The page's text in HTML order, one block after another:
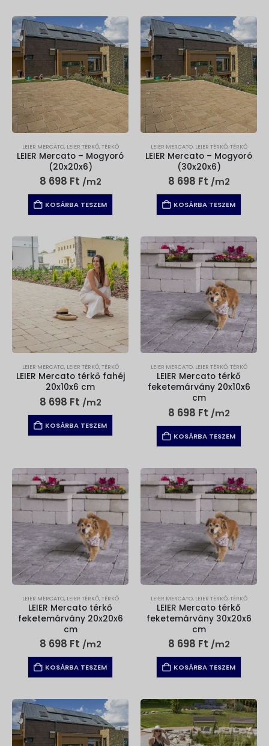
LEIER MERCATO, LEIER TÉRKŐ, TÉRKŐ
LEIER Mercato – Mogyoró
(20x20x6)
8 698 Ft /m2
KOSÁRBA TESZEM
LEIER MERCATO, LEIER TÉRKŐ, TÉRKŐ
LEIER Mercato – Mogyoró
(30x20x6)
8 698 Ft /m2
KOSÁRBA TESZEM
LEIER MERCATO, LEIER TÉRKŐ, TÉRKŐ
LEIER Mercato térkő fahéj
20x10x6 cm
8 698 Ft /m2
KOSÁRBA TESZEM
LEIER MERCATO, LEIER TÉRKŐ, TÉRKŐ
LEIER Mercato térkő
feketemárvány 20x10x6
cm
8 698 Ft /m2
KOSÁRBA TESZEM
LEIER MERCATO, LEIER TÉRKŐ, TÉRKŐ
LEIER Mercato térkő
feketemárvány 20x20x6
cm
8 698 Ft /m2
KOSÁRBA TESZEM
LEIER MERCATO, LEIER TÉRKŐ, TÉRKŐ
LEIER Mercato térkő
feketemárvány 30x20x6
cm
8 698 Ft /m2
KOSÁRBA TESZEM